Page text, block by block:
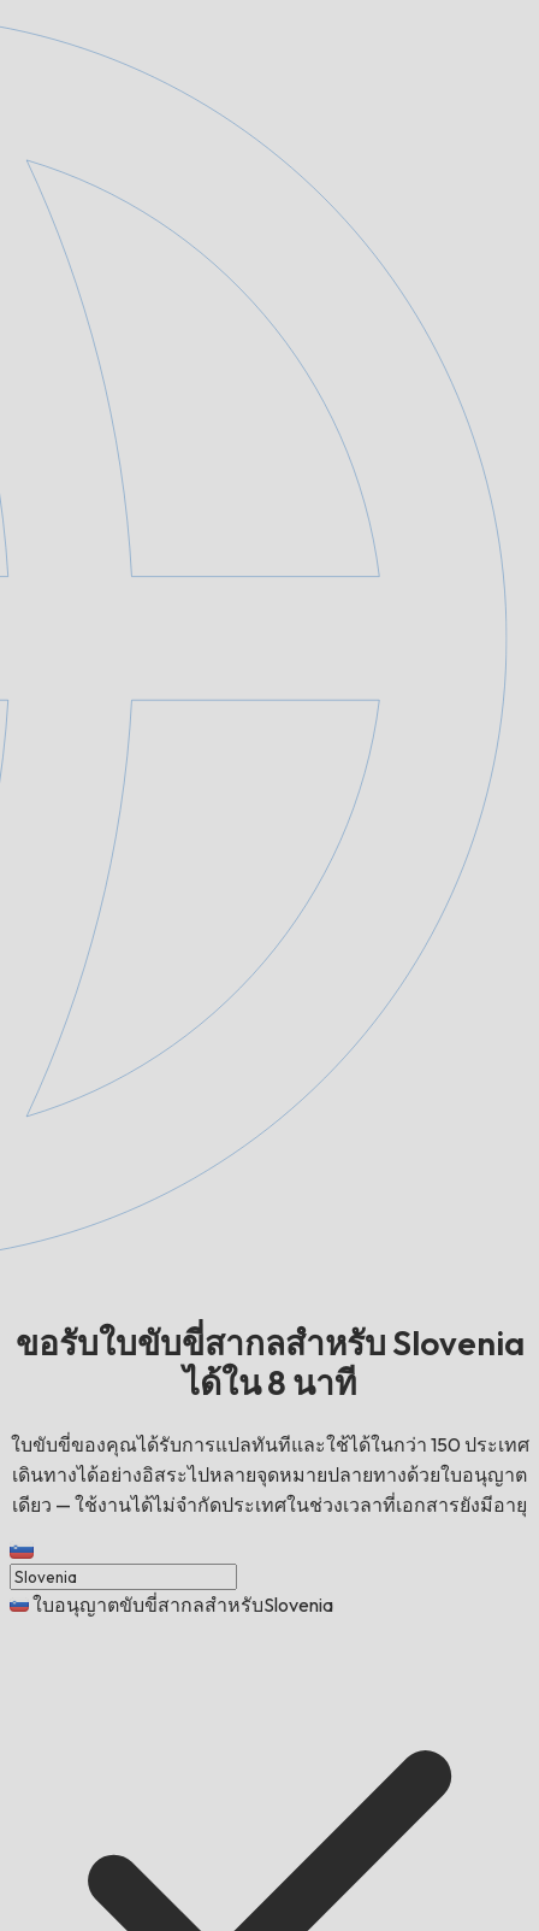
ขอรับใบขับขี่สากลสำหรับ Slovenia
ได้ใน 8 นาที
ใบขับขี่ของคุณได้รับการแปลทันทีและใช้ได้ในกว่า 150 ประเทศ
เดินทางได้อย่างอิสระไปหลายจุดหมายปลายทางด้วยใบอนุญาต
เดียว — ใช้งานได้ไม่จำกัดประเทศในช่วงเวลาที่เอกสารยังมีอายุ
ใบอนุญาตขับขี่สากลสำหรับSlovenia